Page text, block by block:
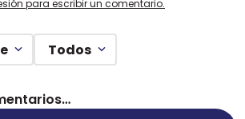
promedio
para escribir un comentario.
Todos